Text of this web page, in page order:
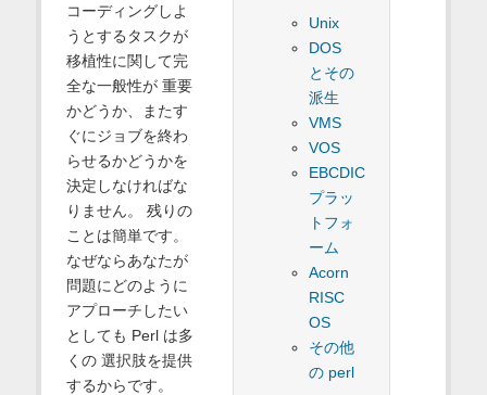
Unix
DOS
とその
派生
VMS
VOS
EBCDIC
プラッ
トフォ
ーム
Acorn
RISC
OS
その他
の perl
コーディングしよ
うとするタスクが
移植性に関して完
全な一般性が 重要
かどうか、またす
ぐにジョブを終わ
らせるかどうかを
決定しなければな
りません。 残りの
ことは簡単です。
なぜならあなたが
問題にどのように
アプローチしたい
としても Perl は多
くの 選択肢を提供
するからです。